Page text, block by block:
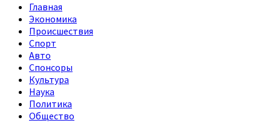
Главная
Экономика
Происшествия
Спорт
Авто
Спонсоры
Культура
Наука
Политика
Общество